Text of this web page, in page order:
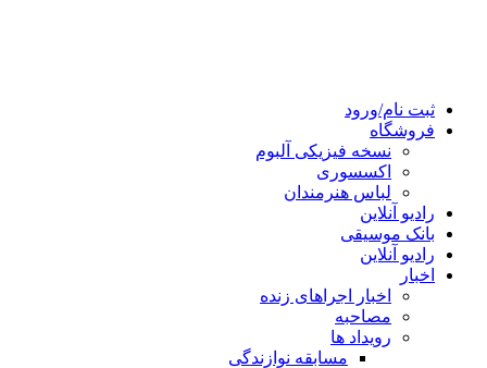
ثبت نام/ورود
فروشگاه
نسخه فیزیکی آلبوم
اکسسوری
لباس هنرمندان
رادیو آنلاین
بانک موسیقی
رادیو آنلاین
اخبار
اخبار اجراهای زنده
مصاحبه
رویداد ها
مسابقه نوازندگی